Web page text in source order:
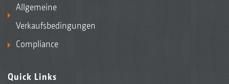
Allgemeine
Verkaufsbedingungen
Compliance
Quick Links